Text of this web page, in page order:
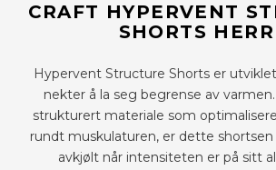
CRAFT HYPERVENT
SHORTS
Hypervent Structure Shorts er
nekter å la seg begrense av
strukturert materiale som
rundt muskulaturen, er dette
avkjølt når intensiteten er på sitt